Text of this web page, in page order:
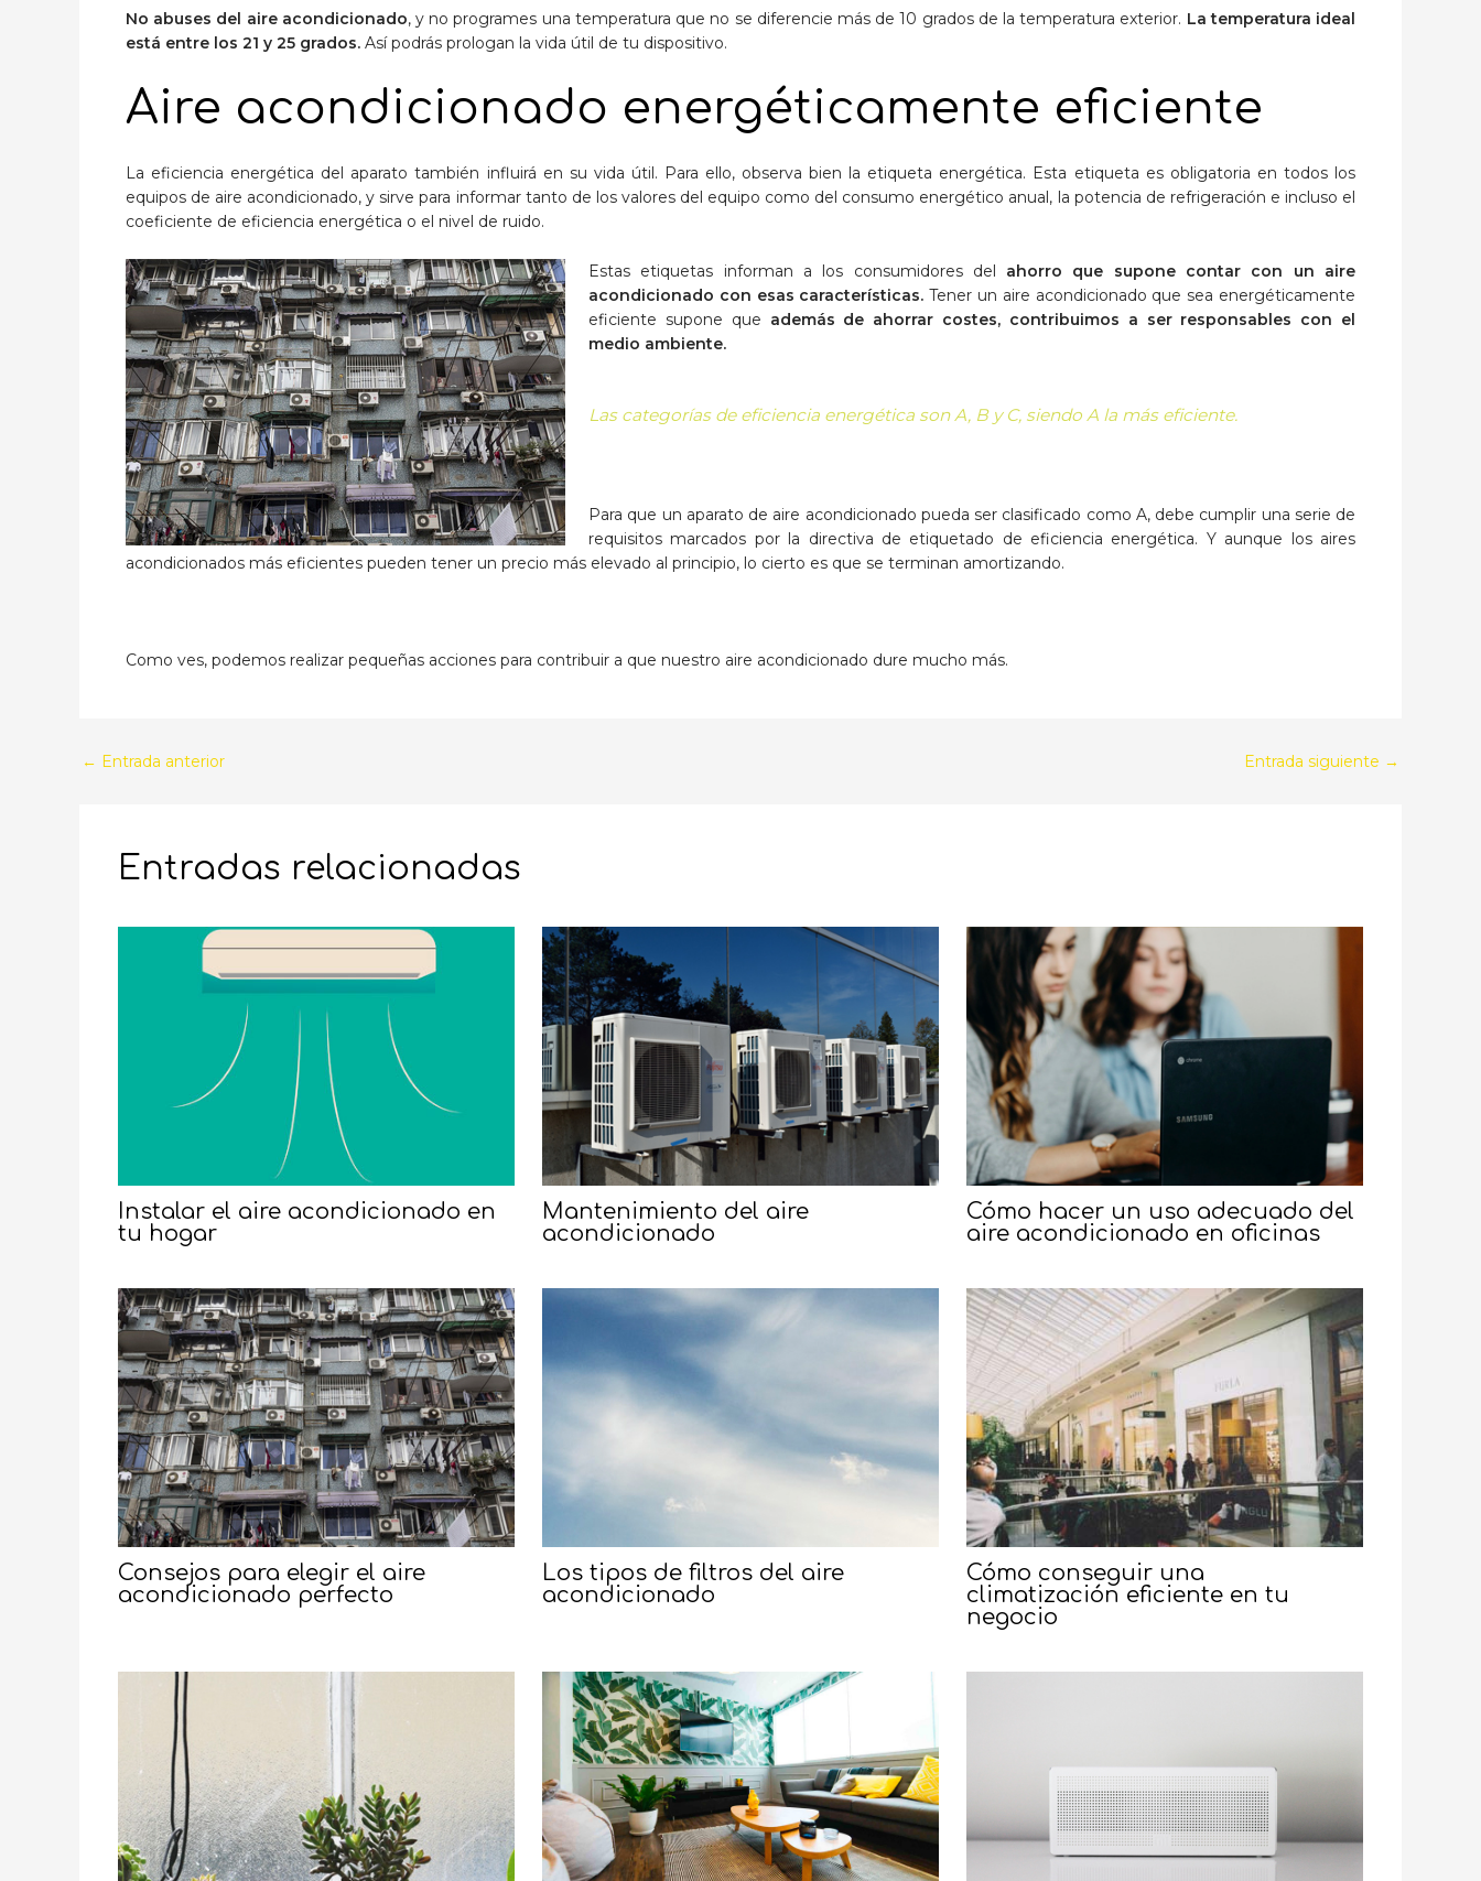
No abuses del aire acondicionado, y no programes una temperatura que no se diferencie más de 10 grados de la temperatura exterior. La temperatura ideal
está entre los 21 y 25 grados. Así podrás prologan la vida útil de tu dispositivo.
Aire acondicionado energéticamente eficiente
La eficiencia energética del aparato también influirá en su vida útil. Para ello, observa bien la etiqueta energética. Esta etiqueta es obligatoria en todos los
equipos de aire acondicionado, y sirve para informar tanto de los valores del equipo como del consumo energético anual, la potencia de refrigeración e incluso el
coeficiente de eficiencia energética o el nivel de ruido.
Estas etiquetas informan a los consumidores del ahorro que supone contar con un aire
acondicionado con esas características. Tener un aire acondicionado que sea energéticamente
eficiente supone que además de ahorrar costes, contribuimos a ser responsables con el
medio ambiente.
Las categorías de eficiencia energética son A, B y C, siendo A la más eficiente.
Para que un aparato de aire acondicionado pueda ser clasificado como A, debe cumplir una serie de
requisitos marcados por la directiva de etiquetado de eficiencia energética. Y aunque los aires
acondicionados más eficientes pueden tener un precio más elevado al principio, lo cierto es que se terminan amortizando.
Como ves, podemos realizar pequeñas acciones para contribuir a que nuestro aire acondicionado dure mucho más.
Navegación
← Entrada anterior Entrada siguiente →
Entradas relacionadas
Instalar el aire acondicionado en
tu hogar
Mantenimiento del aire
acondicionado
Cómo hacer un uso adecuado del
aire acondicionado en oficinas
Consejos para elegir el aire
acondicionado perfecto
Los tipos de filtros del aire
acondicionado
Cómo conseguir una
climatización eficiente en tu
negocio